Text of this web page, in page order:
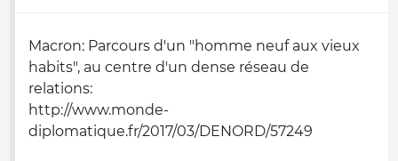
Macron: Parcours d'un "homme neuf aux vieux
habits", au centre d'un dense réseau de
relations:
http://www.monde-
diplomatique.fr/2017/03/DENORD/57249